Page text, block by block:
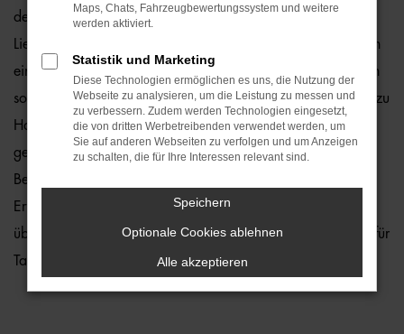
den Einstieg durch 1a Rabatte. Hinzu kommt, dass wir die
Lieferung unserer Audi A1 Neuwagen nach Bremen oder an
einen anderen Ort in der Umgebung ermöglichen und Ihnen
somit lange Wege ersparen. Kaufen Sie ganz bequem von zu
Hause aus und profitieren Sie von unserem Service. Hierzu
gehört in vollem Umfang auch die Beratung. In diesem
Bereich laufen wir zur Höchstform auf und bringen die
Erfahrung vieler Jahrzehnte in der Autobranche ein. Zudem
üben wir unseren Beruf mit Leidenschaft aus – und das Tag für
Tag.
Maps, Chats, Fahrzeugbewertungssystem und weitere
werden aktiviert.
Statistik und Marketing
Diese Technologien ermöglichen es uns, die Nutzung der
Webseite zu analysieren, um die Leistung zu messen und
zu verbessern. Zudem werden Technologien eingesetzt,
die von dritten Werbetreibenden verwendet werden, um
Sie auf anderen Webseiten zu verfolgen und um Anzeigen
zu schalten, die für Ihre Interessen relevant sind.
Speichern
Optionale Cookies ablehnen
Alle akzeptieren